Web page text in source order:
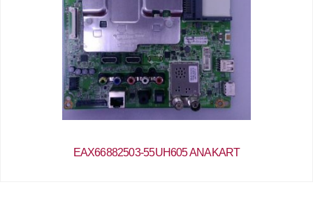
EAX66882503-55UH605 ANAKART